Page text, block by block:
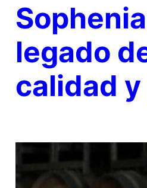
legado
calidad